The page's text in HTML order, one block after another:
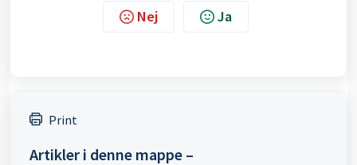
Nej Ja
Print
Artikler i denne mappe –